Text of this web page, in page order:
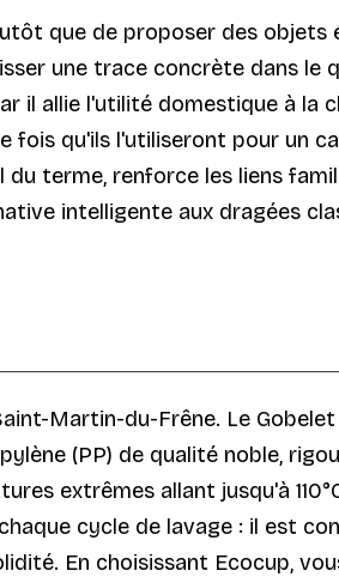
que de proposer des objets
une trace concrète dans le
il allie l'utilité domestique à la
qu'ils l'utiliseront pour un
terme, renforce les liens
intelligente aux dragées
Martin-du-Frêne. Le
(PP) de qualité noble,
extrêmes allant jusqu'à
cycle de lavage : il est
En choisissant Ecocup,